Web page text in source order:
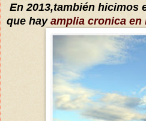
En 2013,también hicimos
que hay amplia cronica en